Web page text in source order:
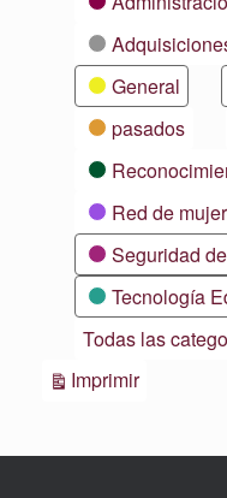
General
pasados
Red de
Seguridad
Tecnología
Todas las
ImprimirVistas